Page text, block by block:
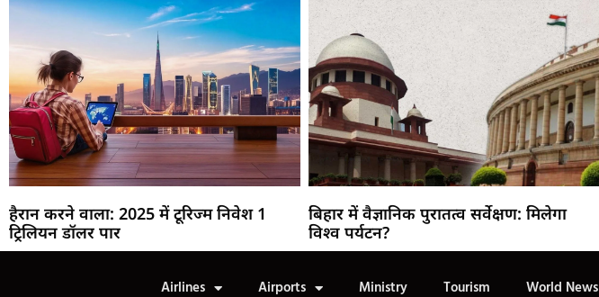
हैरान करने वाला: 2025 में टूरिज्म निवेश 1
ट्रिलियन डॉलर पार
बिहार में वैज्ञानिक पुरातत्व सर्वेक्षण: मिलेगा
विश्व पर्यटन?
Airlines Airports Ministry Tourism World News